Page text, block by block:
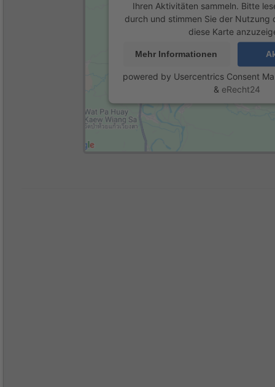
Ihren Aktivitäten sammeln. Bitte
durch und stimmen Sie der Nutzung
diese Karte
Mehr Informationen
powered by Usercentrics Consent
& eRecht24